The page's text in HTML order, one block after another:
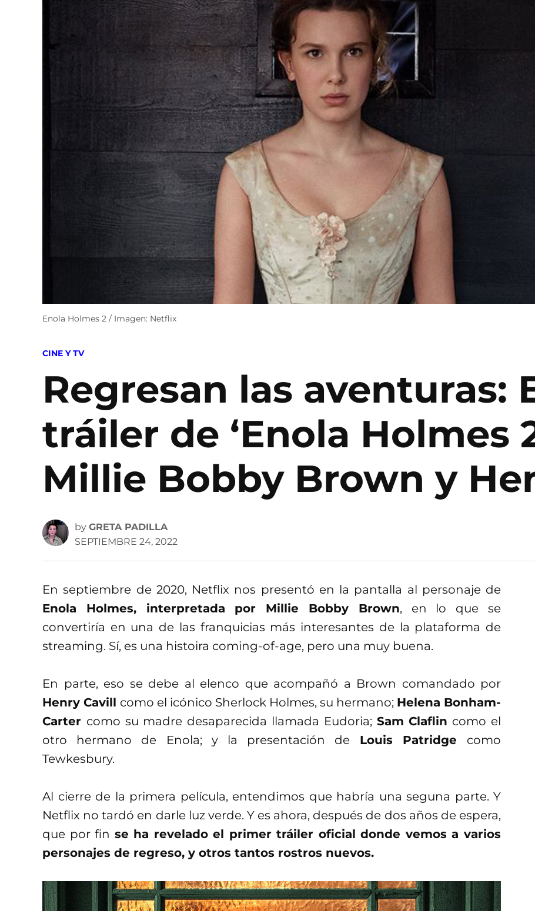
Enola Holmes 2 / Imagen: Netflix
POSTED
CINE Y TV
Regresan las aventuras:
tráiler de ‘Enola Holmes
Millie Bobby Brown y
by GRETA PADILLA
SEPTIEMBRE 24, 2022
En septiembre de 2020, Netflix nos presentó en la pantalla al personaje de
Enola Holmes, interpretada por Millie Bobby Brown, en lo que se
convertiría en una de las franquicias más interesantes de la plataforma de
streaming. Sí, es una histoira coming-of-age, pero una muy buena.
En parte, eso se debe al elenco que acompañó a Brown comandado por
Henry Cavill como el icónico Sherlock Holmes, su hermano; Helena Bonham-
Carter como su madre desaparecida llamada Eudoria; Sam Claflin como el
otro hermano de Enola; y la presentación de Louis Patridge como
Tewkesbury.
Al cierre de la primera película, entendimos que habría una seguna parte. Y
Netflix no tardó en darle luz verde. Y es ahora, después de dos años de espera,
que por fin se ha revelado el primer tráiler oficial donde vemos a varios
personajes de regreso, y otros tantos rostros nuevos.